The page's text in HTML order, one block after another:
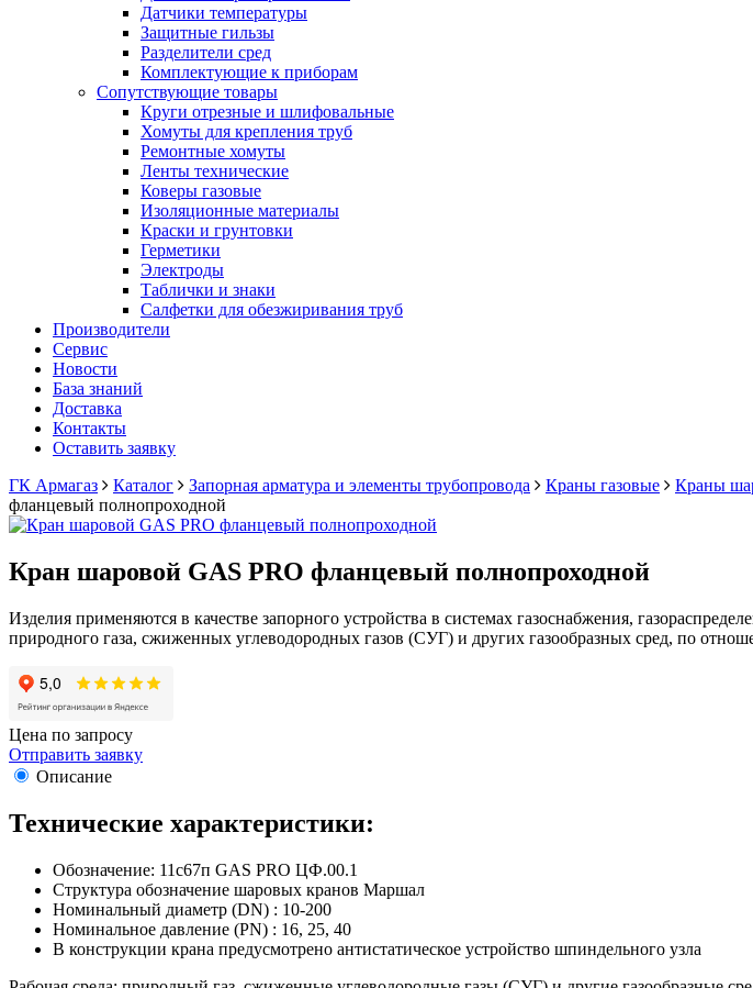
Датчики температуры
Защитные гильзы
Разделители сред
Комплектующие к приборам
Сопутствующие товары
Круги отрезные и шлифовальные
Хомуты для крепления труб
Ремонтные хомуты
Ленты технические
Коверы газовые
Изоляционные материалы
Краски и грунтовки
Герметики
Электроды
Таблички и знаки
Салфетки для обезжиривания труб
Производители
Сервис
Новости
База знаний
Доставка
Контакты
Оставить заявку
ГК Армагаз
Каталог Запорная арматура и элементы трубопровода Краны газовые Краны
фланцевый полнопроходной
Кран шаровой GAS PRO фланцевый полнопроходной
Изделия применяются в качестве запорного устройства в системах газоснабжения,
природного газа, сжиженных углеводородных газов (СУГ) и других газообразных сред, по
Цена по запросу
Отправить заявку
Описание
Технические характеристики:
Обозначение: 11с67п GAS PRO ЦФ.00.1
Структура обозначение шаровых кранов Маршал
Номинальный диаметр (DN) : 10-200
Номинальное давление (PN) : 16, 25, 40
В конструкции крана предусмотрено антистатическое устройство шпиндельного узла